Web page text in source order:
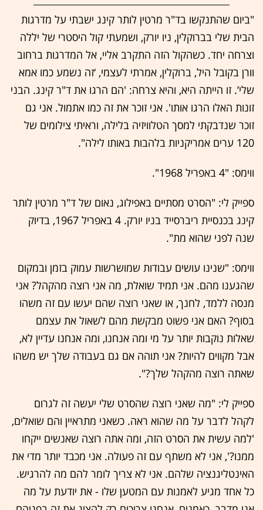
"ביום שהתנקשו בד"ר מרטין לותר קינג ישבתי על מדרגות
הבית שלי בברוקלין, ניו יורק, ושמעתי קול היסטרי של יללה
וצרחה יחד. כשהקול הזה התקרב אליי, אל המדרגות ברחוב
וורן בקובל היל, ברוקלין, אמרתי לעצמי, ‘זה נשמע כמו אמא
שלי’. זו הייתה היא, והיא צרחה: 'הם הרגו את ד"ר קינג. הבני
זונות האלו הרגו אותו'. אני זוכר את זה כמו אתמול. אני גם
זוכר שנדבקתי למסך הטלוויזיה בלילה, וראיתי צילומים של
120 ערים אמריקניות בלהבות באותו לילה".
ווימס: "4 באפריל 1968".
ספייק לי: "הסרט מסתיים באפילוג, נאום של ד"ר מרטין לותר
קינג בכנסיית ריברסייד בניו יורק. 4 באפריל 1967, בדיוק
שנה לפני שהוא מת".
ווימס: "שנינו עושים עבודות שמושרשות עמוק בזמן ובמקום
שהגענו מהם. אני תמיד שואלת, מה אני רוצה מהקהל? אני
מנסה ללמד, לחנך, או שאני רוצה שהם יעשו עם זה משהו
בסוף? האם אני פשוט מבקשת מהם לשאול את עצמם
שאלות נוקבות יותר על מי ומה אנחנו, ומה אנחנו עדיין לא,
אבל מקווים להיות? אני תוהה אם גם בעבודה שלך יש משהו
שאתה רוצה מהקהל שלך?".
ספייק לי: "מה שאני רוצה שהסרט שלי יעשה זה לגרום
לקהל לדבר על מה שהוא ראה. כשאני מתראיין והם שואלים,
'למה עשית את הסרט הזה, ומה אתה רוצה שאנשים ייקחו
ממנו?', אני לא משתף עם זה פעולה. אני מכבד יותר מדי את
האינטליגנציה שלהם. אני לא צריך לומר להם מה להרגיש.
כל אחד מגיע לאמנות עם המטען שלו - את יודעת על מה